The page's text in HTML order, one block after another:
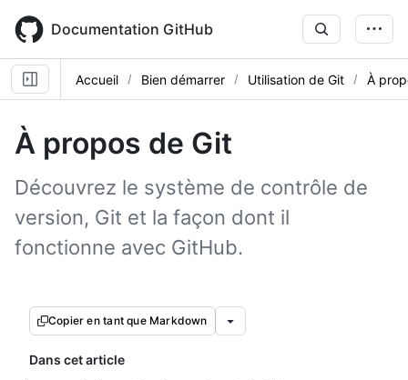
main
content
Documentation GitHub
Accueil Bien démarrer Utilisation de Git À
À propos de Git
Découvrez le système de contrôle de
version, Git et la façon dont il
fonctionne avec GitHub.
Copier en tant que Markdown
Dans cet article